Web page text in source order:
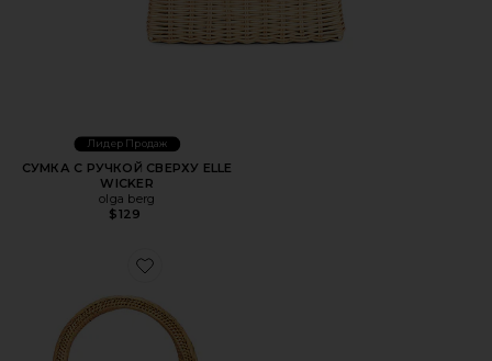
Лидер Продаж
СУМКА С РУЧКОЙ СВЕРХУ ELLE
WICKER
olga berg
$129
Favorite СУМКА ТОУТ